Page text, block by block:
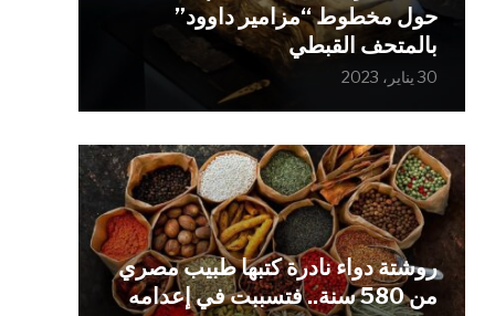
حول مخطوط “مزامير داوود”
بالمتحف القبطي
30 يناير، 2023
روشتة دواء نادرة كتبها طبيب مصري
من 580 سنة.. فتسببت في إعدامه